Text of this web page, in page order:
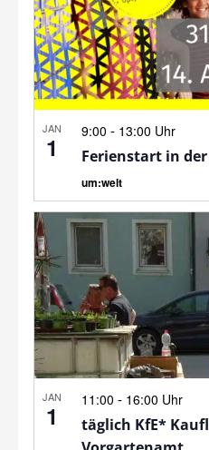
JAN
1
9:00 - 13:00 Uhr
Ferienstart in der
um:welt
JAN
1
11:00 - 16:00 Uhr
täglich KfE*